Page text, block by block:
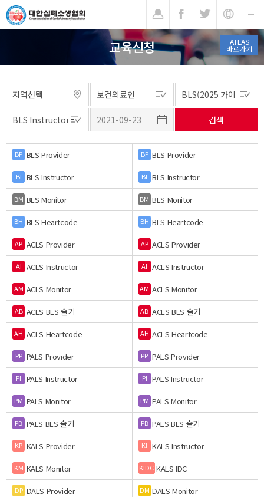
ATLAS
바로가기
교육신청
BP BLS Provider BP BLS Provider
BI BLS Instructor BI BLS Instructor
BM BLS Monitor BM BLS Monitor
BH BLS Heartcode BH BLS Heartcode
AP ACLS Provider AP ACLS Provider
AI ACLS Instructor AI ACLS Instructor
AM ACLS Monitor AM ACLS Monitor
AB ACLS BLS 술기 AB ACLS BLS 술기
AH ACLS Heartcode AH ACLS Heartcode
PP PALS Provider PP PALS Provider
PI PALS Instructor PI PALS Instructor
PM PALS Monitor PM PALS Monitor
PB PALS BLS 술기 PB PALS BLS 술기
KP KALS Provider KI KALS Instructor
KM KALS Monitor KIDC KALS IDC
DP DALS Provider DM DALS Monitor